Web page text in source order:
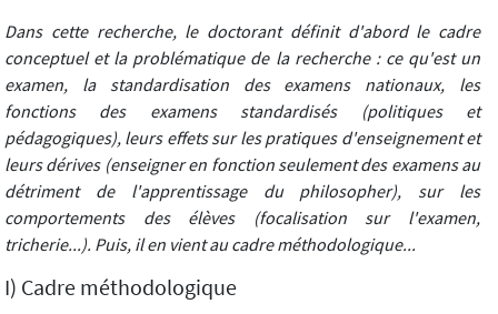
Dans cette recherche, le doctorant définit d'abord le cadre
conceptuel et la problématique de la recherche : ce qu'est un
examen, la standardisation des examens nationaux, les
fonctions des examens standardisés (politiques et
pédagogiques), leurs effets sur les pratiques d'enseignement et
leurs dérives (enseigner en fonction seulement des examens au
détriment de l'apprentissage du philosopher), sur les
comportements des élèves (focalisation sur l'examen,
tricherie...). Puis, il en vient au cadre méthodologique...
I) Cadre méthodologique